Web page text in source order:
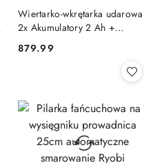
Wiertarko-wkrętarka udarowa
2x Akumulatory 2 Ah +
2C20S
Cena:
879.99